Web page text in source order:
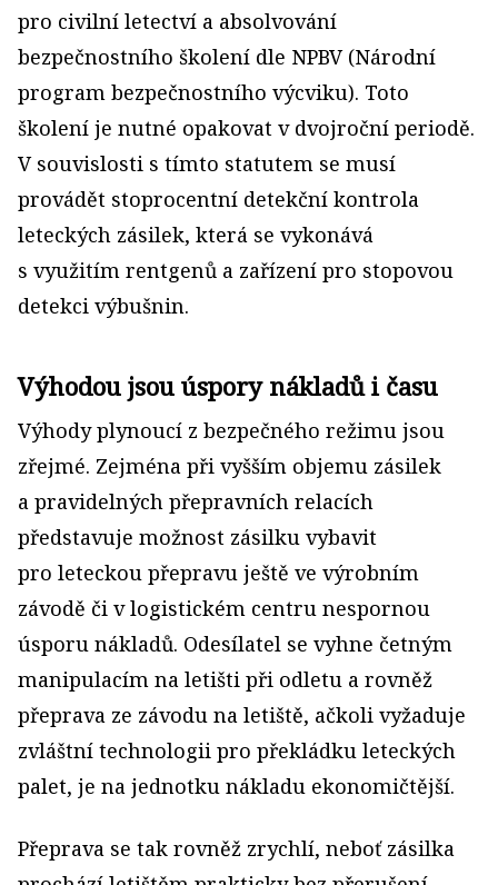
pro civilní letectví a absolvování
bezpečnostního školení dle NPBV (Národní
program bezpečnostního výcviku). Toto
školení je nutné opakovat v dvojroční periodě.
V souvislosti s tímto statutem se musí
provádět stoprocentní detekční kontrola
leteckých zásilek, která se vykonává
s využitím rentgenů a zařízení pro stopovou
detekci výbušnin.
Výhodou jsou úspory nákladů i času
Výhody plynoucí z bezpečného režimu jsou
zřejmé. Zejména při vyšším objemu zásilek
a pravidelných přepravních relacích
představuje možnost zásilku vybavit
pro leteckou přepravu ještě ve výrobním
závodě či v logistickém centru nespornou
úsporu nákladů. Odesílatel se vyhne četným
manipulacím na letišti při odletu a rovněž
přeprava ze závodu na letiště, ačkoli vyžaduje
zvláštní technologii pro překládku leteckých
palet, je na jednotku nákladu ekonomičtější.
Přeprava se tak rovněž zrychlí, neboť zásilka